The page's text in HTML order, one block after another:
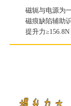
磁轭与电源为
磁痕缺陷辅助
提升力≥156.8N
白光照度